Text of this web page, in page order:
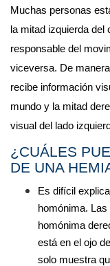
Muchas personas
la mitad izquierda
responsable del
viceversa. De
recibe información
mundo y la mitad
visual del lado
¿CUÁLES
DE UNA
Es difícil
homónima.
homónima
está en el ojo
solo muestra